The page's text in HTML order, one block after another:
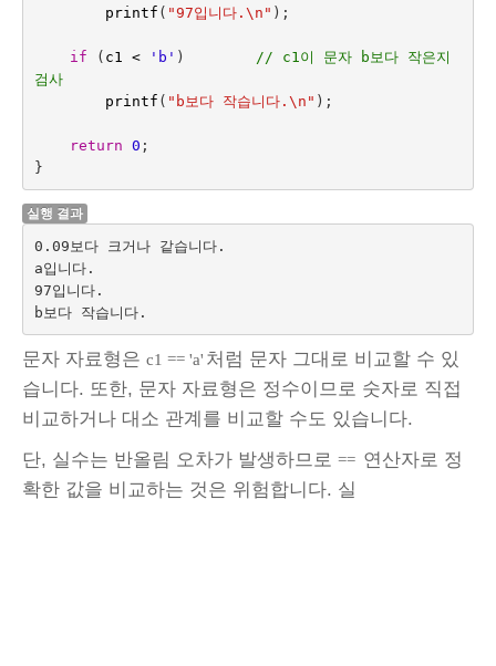
printf ( "97입니다. \n " );
if ( c1 < 'b' )
// c1이 문자 b보다 작은지
검사
printf ( "b보다 작습니다. \n " );
return 0 ;
}
실행 결과
0.09보다 크거나 같습니다.
a입니다.
97입니다.
문자 자료형은 c1 == 'a' 처럼 문자 그대로 비교할 수 있
습니다. 또한, 문자 자료형은 정수이므로 숫자로 직접
비교하거나 대소 관계를 비교할 수도 있습니다.
단, 실수는 반올림 오차가 발생하므로 == 연산자로 정
확한 값을 비교하는 것은 위험합니다. 실